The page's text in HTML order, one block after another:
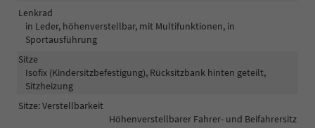
Lenkrad
in Leder, höhenverstellbar, mit Multifunktionen, in
Sportausführung
Sitze
Isofix (Kindersitzbefestigung), Rücksitzbank hinten geteilt,
Sitzheizung
Sitze: Verstellbarkeit
Höhenverstellbarer Fahrer- und Beifahrersitz